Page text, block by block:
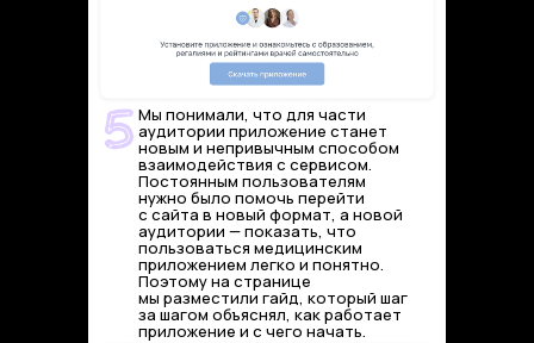
Мы понимали, что для части
аудитории приложение станет
новым и непривычным способом
взаимодействия с сервисом.
Постоянным пользователям
нужно было помочь перейти
с сайта в новый формат, а новой
аудитории — показать, что
пользоваться медицинским
приложением легко и понятно.
Поэтому на странице
мы разместили гайд, который шаг
за шагом объяснял, как работает
приложение и с чего начать.